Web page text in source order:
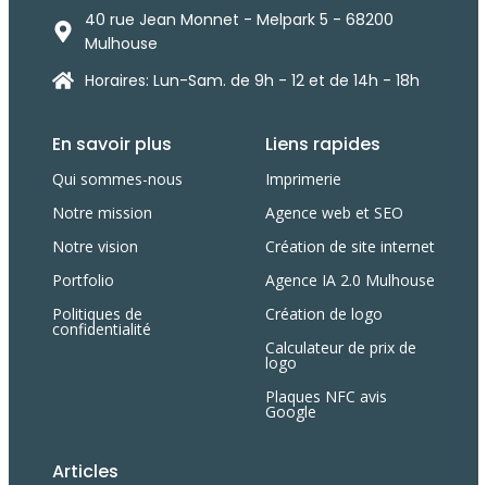
40 rue Jean Monnet - Melpark 5 - 68200
Mulhouse
Horaires: Lun-Sam. de 9h - 12 et de 14h - 18h
En savoir plus
Qui sommes-nous
Notre mission
Notre vision
Portfolio
Politiques de
confidentialité
Liens rapides
Imprimerie
Agence web et SEO
Création de site internet
Agence IA 2.0 Mulhouse
Création de logo
Calculateur de prix de
logo
Plaques NFC avis
Google
Articles